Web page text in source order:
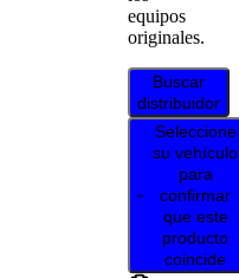
equipos
originales.
Buscar
distribuidor
Seleccione
su vehículo
para
confirmar
que este
producto
coincide